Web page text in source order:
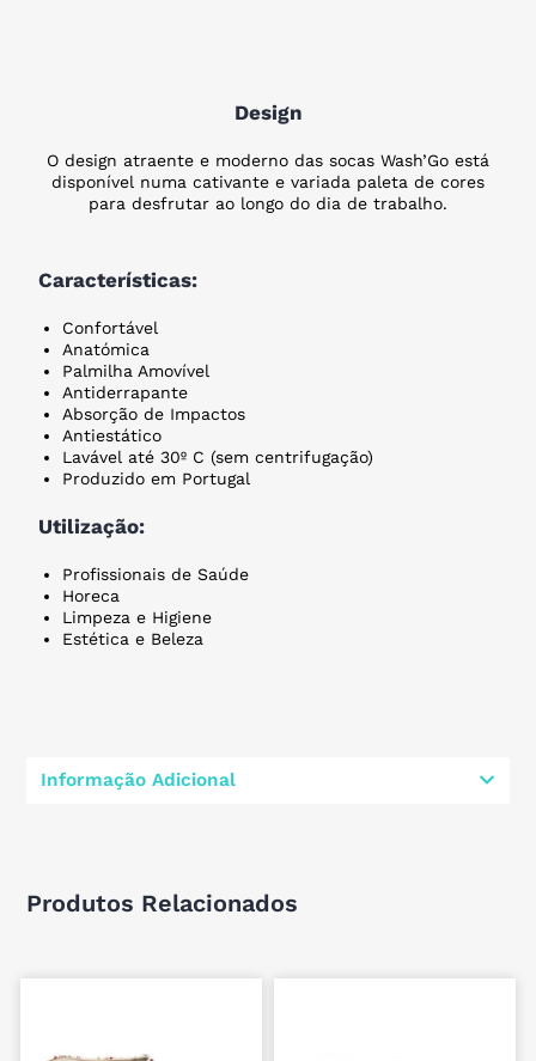
Design
O design atraente e moderno das socas Wash’Go está
disponível numa cativante e variada paleta de cores
para desfrutar ao longo do dia de trabalho.
Características:
Confortável
Anatómica
Palmilha Amovível
Antiderrapante
Absorção de Impactos
Antiestático
Lavável até 30º C (sem centrifugação)
Produzido em Portugal
Utilização:
Profissionais de Saúde
Horeca
Limpeza e Higiene
Estética e Beleza
Informação Adicional
Produtos Relacionados